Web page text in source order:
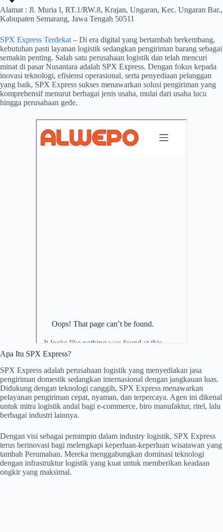
Alamat : Jl. Muria I, RT.1/RW.8, Krajan, Ungaran, Kec. Ungaran Bar.,
Kabupaten Semarang, Jawa Tengah 50511
SPX Express Terdekat – Di era digital yang bertambah berkembang,
kebutuhan pasti layanan logistik sedangkan pengiriman barang sebagai
semakin penting. Salah satu perusahaan logistik dan telah mencuri
minat di pasar Nusantara adalah SPX Express. Dengan fokus kepada
inovasi teknologi, efisiensi operasional, serta penyediaan pelanggan
yang baik, SPX Express sukses menawarkan solusi pengiriman yang
komprehensif menurut berbagai jenis usaha, mulai dari usaha lucu
hingga perusahaan gede.
Apa Itu SPX Express?
SPX Express adalah perusahaan logistik yang menyediakan jasa
pengiriman domestik sedangkan internasional dengan jangkauan luas.
Didukung dengan teknologi canggih, SPX Express menawarkan
pelayanan pengiriman cepat, nyaman, dan terpercaya. Agen ini dikenal
untuk mitra logistik andal bagi e-commerce, biro manufaktur, ritel, lalu
berbagai industri lainnya.
Dengan visi sebagai pemimpin dalam industry logistik, SPX Express
terus berinovasi bagi melengkapi keperluan-keperluan wisatawan yang
tambah Perumahan. Mereka menggabungkan dominasi teknologi
dengan infrastruktur logistik yang kuat untuk memberikan keadaan
ongkir yang maksimal.